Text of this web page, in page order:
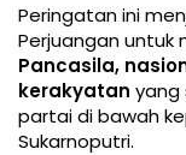
Peringatan ini
Perjuangan untuk
Pancasila,
kerakyatan yang
partai di bawah
Sukarnoputri.